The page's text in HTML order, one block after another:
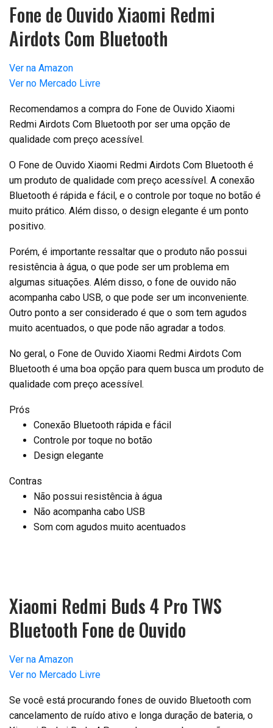
Fone de Ouvido Xiaomi Redmi
Airdots Com Bluetooth
Ver na Amazon
Ver no Mercado Livre
Recomendamos a compra do Fone de Ouvido Xiaomi
Redmi Airdots Com Bluetooth por ser uma opção de
qualidade com preço acessível.
O Fone de Ouvido Xiaomi Redmi Airdots Com Bluetooth é
um produto de qualidade com preço acessível. A conexão
Bluetooth é rápida e fácil, e o controle por toque no botão é
muito prático. Além disso, o design elegante é um ponto
positivo.
Porém, é importante ressaltar que o produto não possui
resistência à água, o que pode ser um problema em
algumas situações. Além disso, o fone de ouvido não
acompanha cabo USB, o que pode ser um inconveniente.
Outro ponto a ser considerado é que o som tem agudos
muito acentuados, o que pode não agradar a todos.
No geral, o Fone de Ouvido Xiaomi Redmi Airdots Com
Bluetooth é uma boa opção para quem busca um produto de
qualidade com preço acessível.
Prós
Conexão Bluetooth rápida e fácil
Controle por toque no botão
Design elegante
Contras
Não possui resistência à água
Não acompanha cabo USB
Som com agudos muito acentuados
Xiaomi Redmi Buds 4 Pro TWS
Bluetooth Fone de Ouvido
Ver na Amazon
Ver no Mercado Livre
Se você está procurando fones de ouvido Bluetooth com
cancelamento de ruído ativo e longa duração de bateria, o